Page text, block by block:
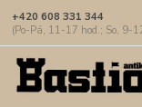
+420 608 331 344
(Po-Pá, 11-17 hod.; So, 9-